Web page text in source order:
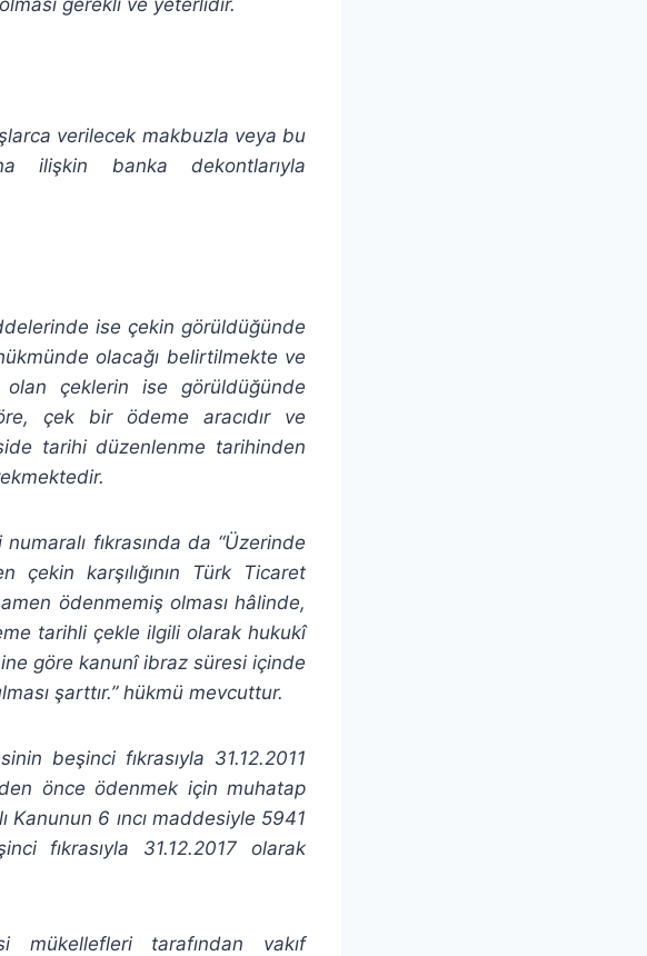
verilecek makbuzla veya bu
ilişkin banka dekontlarıyla
ise çekin görüldüğünde
olacağı belirtilmekte ve
çeklerin ise görüldüğünde
çek bir ödeme aracıdır ve
tarihi düzenlenme tarihinden
fıkrasında da “Üzerinde
karşılığının Türk Ticaret
ödenmemiş olması hâlinde,
tarihli çekle ilgili olarak hukukî
göre kanunî ibraz süresi içinde
şarttır.” hükmü mevcuttur.
beşinci fıkrasıyla 31.12.2011
önce ödenmek için muhatap
6 ıncı maddesiyle 5941
fıkrasıyla 31.12.2017 olarak
tarafından vakıf